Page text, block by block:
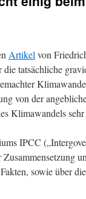
Artikel von
tatsächliche
von der
Klimawandels
IPCC
sowie über